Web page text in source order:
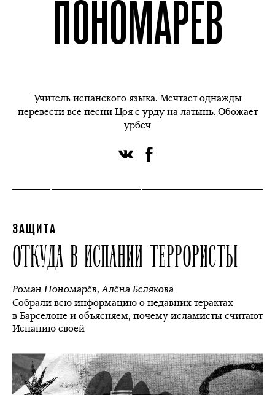
ПОНОМАРЁВ
Учитель испанского языка. Мечтает однажды
перевести все песни Цоя с урду на латынь. Обожает
урбеч
ЗАЩИТА
ОТКУДА В ИСПАНИИ ТЕРРОРИСТЫ
Роман Пономарёв,Алёна Белякова
Собрали всю информацию о недавних терактах
в Барселоне и объясняем, почему исламисты считают
Испанию своей